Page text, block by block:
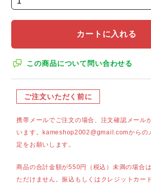
カートに入れる
この商品について問い合わせる
ご注文いただく前に
携帯メールでご注文の場合、注文確認メール
います。kameshop2002@gmail.comからの
定をお願いします。
商品の合計金額が550円（税込）未満の場合
ただけません。振込もしくはクレジットカー